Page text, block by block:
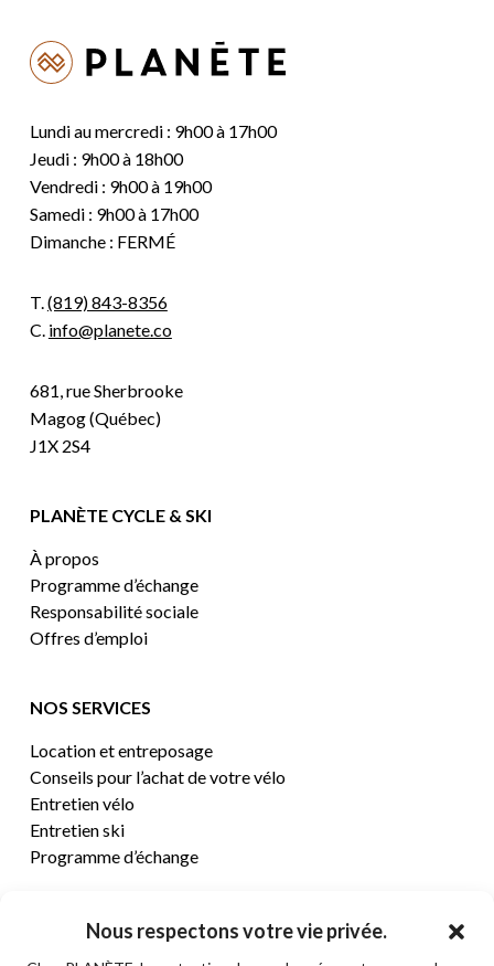
Nous respectons votre vie privée.
Lundi au mercredi : 9h00 à 17h00
Jeudi : 9h00 à 18h00
Vendredi : 9h00 à 19h00
Samedi : 9h00 à 17h00
Dimanche : FERMÉ
T.(819) 843-8356
C. info@planete.co
681, rue Sherbrooke
Magog (Québec)
J1X 2S4
PLANÈTE CYCLE & SKI
À propos
Programme d’échange
Responsabilité sociale
Offres d’emploi
NOS SERVICES
Location et entreposage
Conseils pour l’achat de votre vélo
Entretien vélo
Entretien ski
Programme d’échange
CENTRE D’AIDE